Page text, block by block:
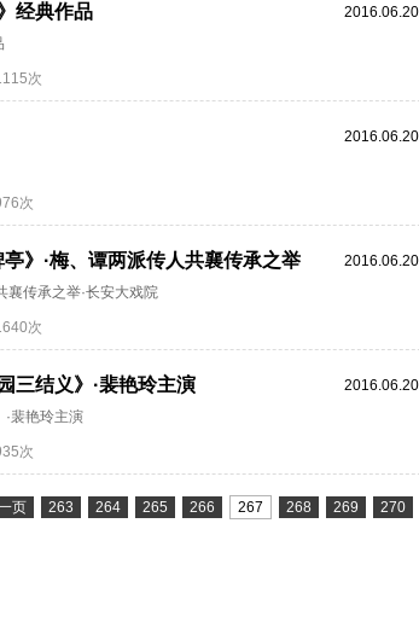
经典作品
2016.06.20
次
2016.06.20
次
》·梅、谭两派传人共襄传承之举
2016.06.20
襄传承之举·长安大戏院
次
三结义》·裴艳玲主演
2016.06.20
裴艳玲主演
次
页 263 264 265 266 267 268 269 270